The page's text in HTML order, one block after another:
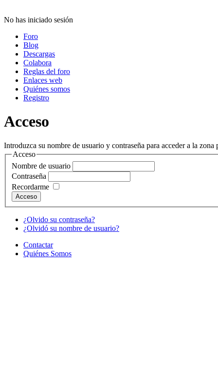
No has iniciado sesión
Foro
Blog
Descargas
Colabora
Reglas del foro
Enlaces web
Quiénes somos
Registro
Acceso
Introduzca su nombre de usuario y contraseña para acceder a la zona
Acceso
Nombre de usuario
Contraseña
Recordarme
¿Olvido su contraseña?
¿Olvidó su nombre de usuario?
Contactar
Quiénes Somos